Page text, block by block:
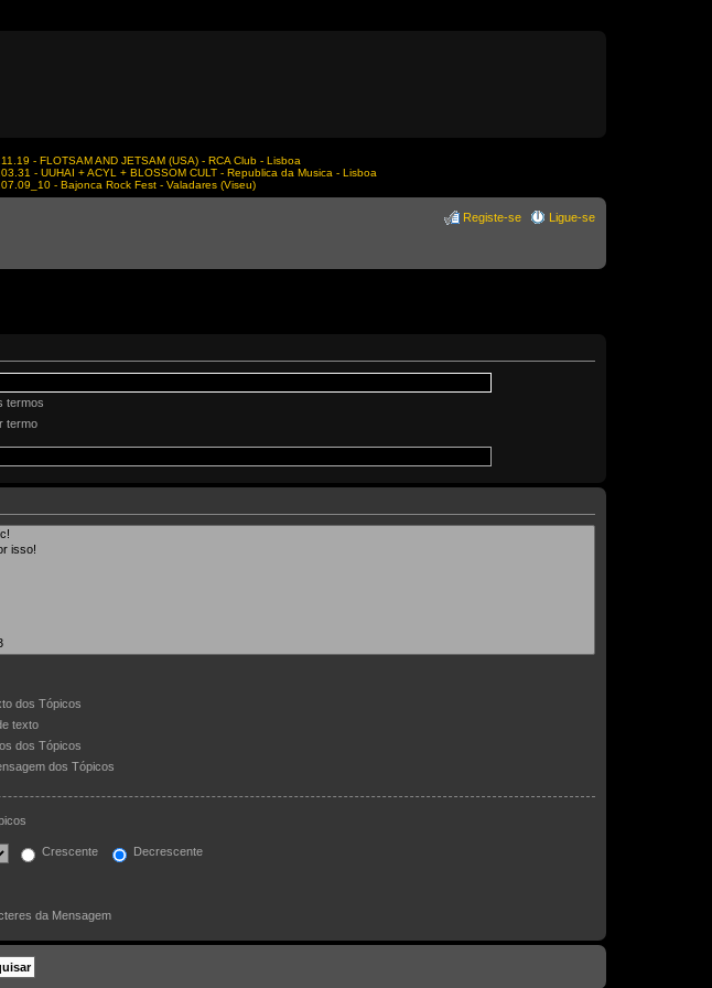
- FLOTSAM AND JETSAM (USA) - RCA Club - Lisboa
- UUHAI + ACYL + BLOSSOM CULT - Republica da Musica - Lisboa
- Bajonca Rock Fest - Valadares (Viseu)
Ligue-se
Registe-se
termos
termo
dos Tópicos
texto
dos Tópicos
dos Tópicos
Crescente Decrescente
da Mensagem